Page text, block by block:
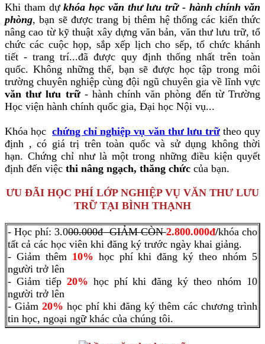
Khi tham dựkhóa học văn thư lưu trữ - hành chính văn
phòng, bạn sẽ được trang bị thêm hệ thống các kiến thức
nâng cao từ kỹ thuật xây dựng văn bản, văn thư lưu trữ, tổ
chức các cuộc họp, sắp xếp lịch cho sếp, tổ chức khánh
tiết - trang trí...đã được quy định thống nhất trên toàn
quốc. Không những thế, bạn sẽ được học tập trong môi
trường chuyên nghiệp cùng đội ngũ chuyên gia về lĩnh vực
văn thư lưu trữ- hành chính văn phòng đến từ Trường
Học viện hành chính quốc gia, Đại học Nội vụ...
Khóa họcchứng chỉ nghiệp vụ văn thư lưu trữtheo quy
định , có giá trị trên toàn quốc và sử dụng không thời
hạn. Chứng chỉ như là một trong những điều kiện quyết
định đến việc thi nâng ngạch, thăng chức của bạn.
ƯU ĐÃI HỌC PHÍ LỚP NGHIỆP VỤ VĂN THƯ LƯU
TRỮ TẠI BÌNH THẠNH
- Học phí: 3.000.000đ GIẢM CÒN2.800.000đ/khóa cho
tất cả các học viên khi đăng ký trước ngày khai giảng.
- Giảm thêm 10% học phí khi đăng ký theo nhóm 5
người trở lên
- Giảm tiếp 20% học phí khi đăng ký theo nhóm 10
người trở lên
- Giảm 20% học phí khi đăng ký thêm các chương trình
tin học, ngoại ngữ khác của chúng tôi.